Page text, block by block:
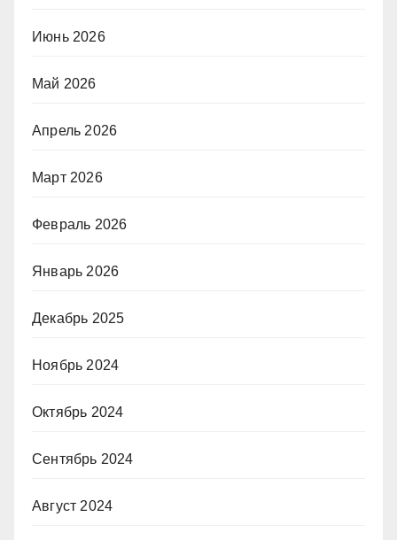
Июнь 2026
Май 2026
Апрель 2026
Март 2026
Февраль 2026
Январь 2026
Декабрь 2025
Ноябрь 2024
Октябрь 2024
Сентябрь 2024
Август 2024